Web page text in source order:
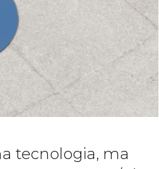
tecnologia, ma